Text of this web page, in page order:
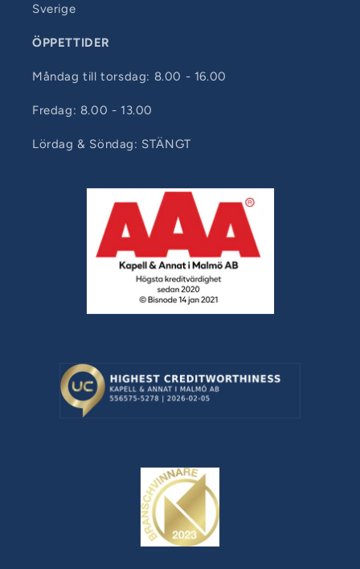
Sverige
ÖPPETTIDER
Måndag till torsdag: 8.00 - 16.00
Fredag: 8.00 - 13.00
Lördag & Söndag: STÄNGT